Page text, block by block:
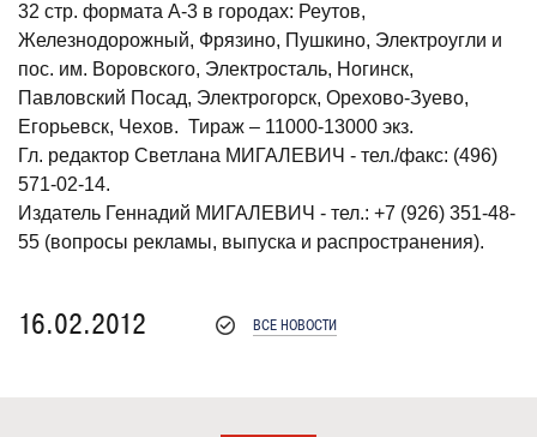
32 стр. формата А-3 в городах: Реутов,
Железнодорожный, Фрязино, Пушкино, Электроугли и
пос. им. Воровского, Электросталь, Ногинск,
Павловский Посад, Электрогорск, Орехово-Зуево,
Егорьевск, Чехов. Тираж – 11000-13000 экз.
Гл. редактор Светлана МИГАЛЕВИЧ - тел./факс: (496)
571-02-14.
Издатель Геннадий МИГАЛЕВИЧ - тел.: +7 (926) 351-48-
55 (вопросы рекламы, выпуска и распространения).
16.02.2012 ВСЕ НОВОСТИ